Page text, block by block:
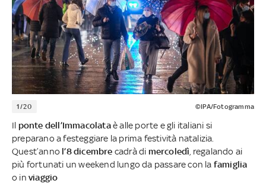
1/20 ©IPA/Fotogramma
Il ponte dell’Immacolataè alle porte e gli italiani si
preparano a festeggiare la prima festività natalizia.
Quest’anno l’8 dicembre cadrà di mercoledì , regalando ai
più fortunati un weekend lungo da passare con la famiglia
o in viaggio